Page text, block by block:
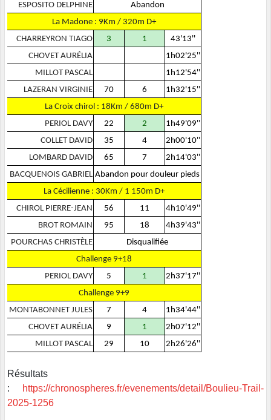
ESPOSITO DELPHINE
Abandon
La Madone : 9Km / 320m D+
CHARREYRON TIAGO
3 1
43'13''
CHOVET AURÉLIA
1h02'25''
MILLOT PASCAL
1h12'54''
LAZERAN VIRGINIE
70 6
1h32'15''
La Croix chirol : 18Km / 680m D+
PERIOL DAVY
22 2
1h49'09''
COLLET DAVID
35 4
2h00'10''
LOMBARD DAVID
65 7
2h14'03''
BACQUENOIS GABRIEL Abandon pour douleur pieds
La Cécilienne : 30Km / 1 150m D+
CHIROL PIERRE-JEAN
56 11
4h10'49''
BROT ROMAIN
95 18
4h39'43''
POURCHAS CHRISTÈLE
Disqualifiée
Challenge 9+18
PERIOL DAVY
5 1
2h37'17''
Challenge 9+9
MONTABONNET JULES
7 4
1h34'44''
CHOVET AURÉLIA
9 1
2h07'12''
MILLOT PASCAL
29 10 2h26'26''
Résultats
:
https://chronospheres.fr/evenements/detail/Boulieu-Trail-
2025-1256